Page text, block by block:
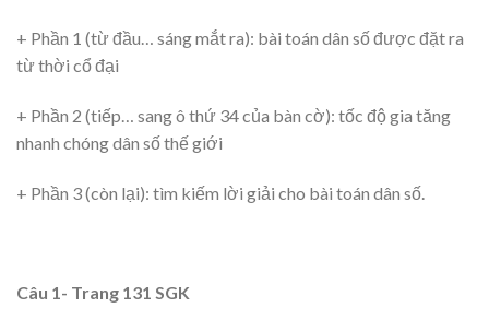
+ Phần 1 (từ đầu… sáng mắt ra): bài toán dân số được đặt ra
từ thời cổ đại
+ Phần 2 (tiếp… sang ô thứ 34 của bàn cờ): tốc độ gia tăng
nhanh chóng dân số thế giới
+ Phần 3 (còn lại): tìm kiếm lời giải cho bài toán dân số.
Câu 1- Trang 131 SGK